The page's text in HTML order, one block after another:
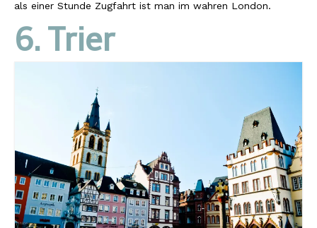
als einer Stunde Zugfahrt ist man im wahren London.
6. Trier